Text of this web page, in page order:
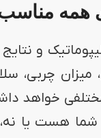
همه
و
چربی،
خواهد
هست یا نه،